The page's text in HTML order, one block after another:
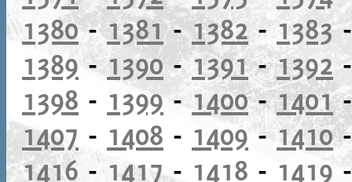
1380-1381-1382 -1383
1389 - 1390-1391-1392
1398 - 1399-1400-1401
1407 - 1408 - 1409-1410
1416 - 1417- 1418 - 1419